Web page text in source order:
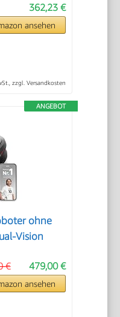
362,23 €
ansehen
zzgl. Versandkosten
ANGEBOT
ohne
Vision
479,00 €
€
ansehen